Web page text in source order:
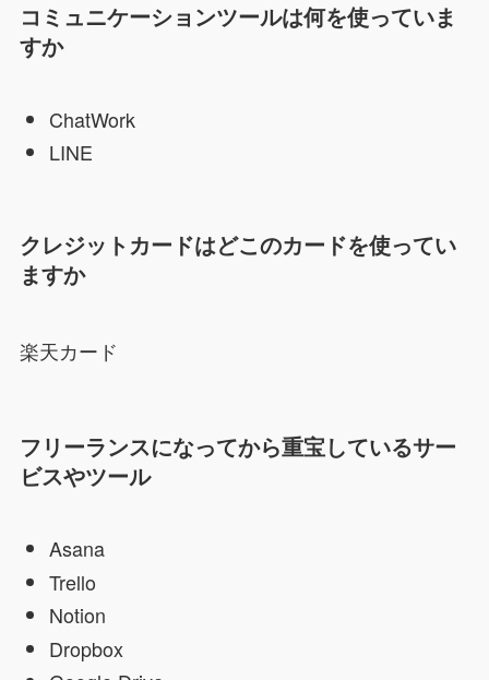
コミュニケーションツールは何を使っていま
すか
ChatWork
LINE
クレジットカードはどこのカードを使ってい
ますか
楽天カード
フリーランスになってから重宝しているサー
ビスやツール
Asana
Trello
Notion
Dropbox